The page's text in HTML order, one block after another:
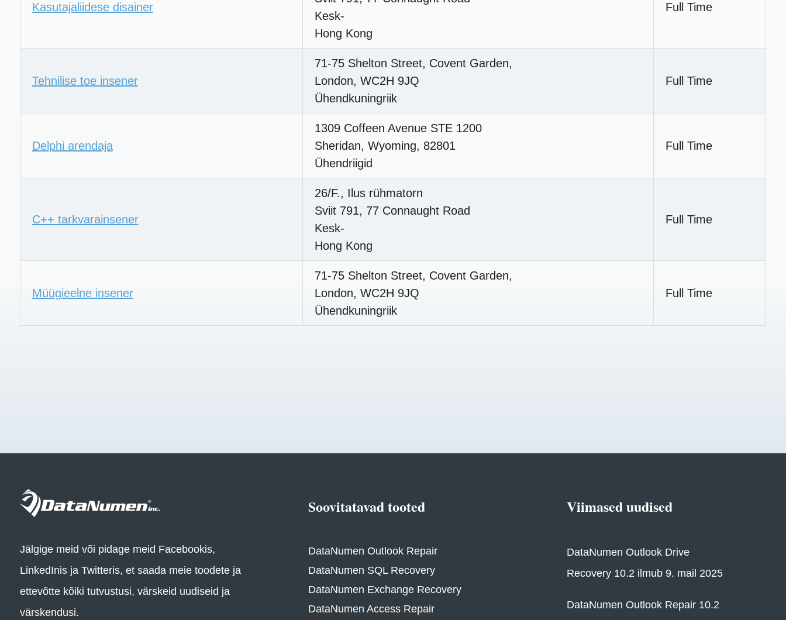
Kasutajaliidese disainer
Kesk-
Hong Kong
Full Time
Tehnilise toe insener
71-75 Shelton Street, Covent Garden,
London, WC2H 9JQ
Ühendkuningriik
Full Time
Delphi arendaja
1309 Coffeen Avenue STE 1200
Sheridan, Wyoming, 82801
Ühendriigid
Full Time
C++ tarkvarainsener
26/F., Ilus rühmatorn
Sviit 791, 77 Connaught Road
Kesk-
Hong Kong
Full Time
Müügieelne insener
71-75 Shelton Street, Covent Garden,
London, WC2H 9JQ
Ühendkuningriik
Full Time
Jälgige meid või pidage meid Facebookis,
LinkedInis ja Twitteris, et saada meie toodete ja
ettevõtte kõiki tutvustusi, värskeid uudiseid ja
värskendusi.
Soovitatavad tooted
DataNumen Outlook Repair
DataNumen SQL Recovery
DataNumen Exchange Recovery
DataNumen Access Repair
Viimased uudised
DataNumen Outlook Drive
Recovery 10.2 ilmub 9. mail 2025
DataNumen Outlook Repair 10.2